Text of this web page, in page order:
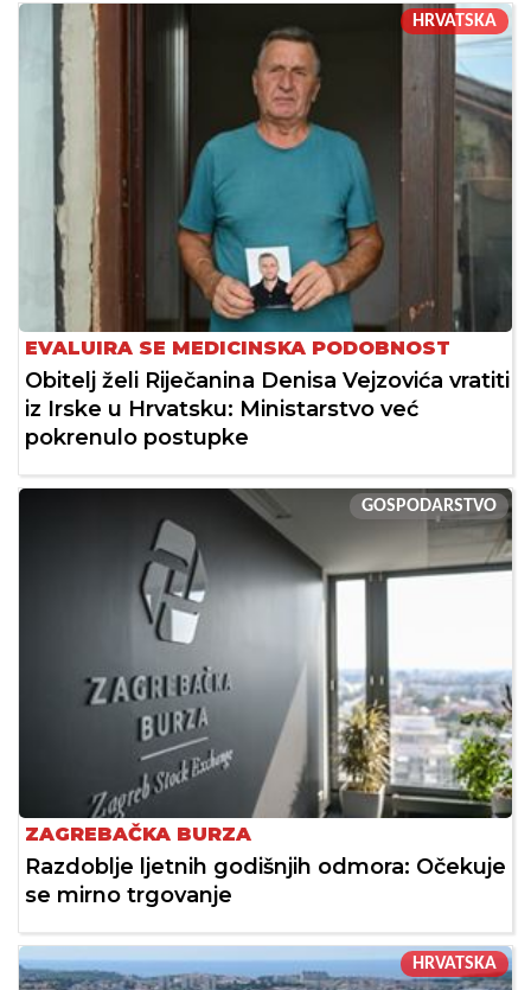
HRVATSKA
EVALUIRA SE MEDICINSKA PODOBNOST
Obitelj želi Riječanina Denisa Vejzovića vratiti
iz Irske u Hrvatsku: Ministarstvo već
pokrenulo postupke
GOSPODARSTVO
ZAGREBAČKA BURZA
Razdoblje ljetnih godišnjih odmora: Očekuje
se mirno trgovanje
HRVATSKA